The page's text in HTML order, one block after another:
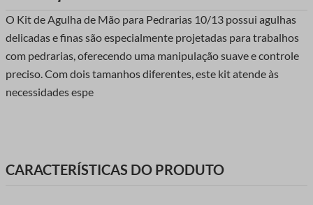
O Kit de Agulha de Mão para Pedrarias 10/13 possui agulhas
delicadas e finas são especialmente projetadas para trabalhos
com pedrarias, oferecendo uma manipulação suave e controle
preciso. Com dois tamanhos diferentes, este kit atende às
necessidades espe
CARACTERÍSTICAS DO PRODUTO